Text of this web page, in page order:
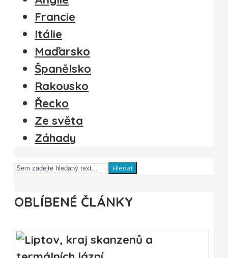
Francie
Itálie
Maďarsko
Španělsko
Rakousko
Řecko
Ze světa
Záhady
Hledat
OBLÍBENÉ ČLÁNKY